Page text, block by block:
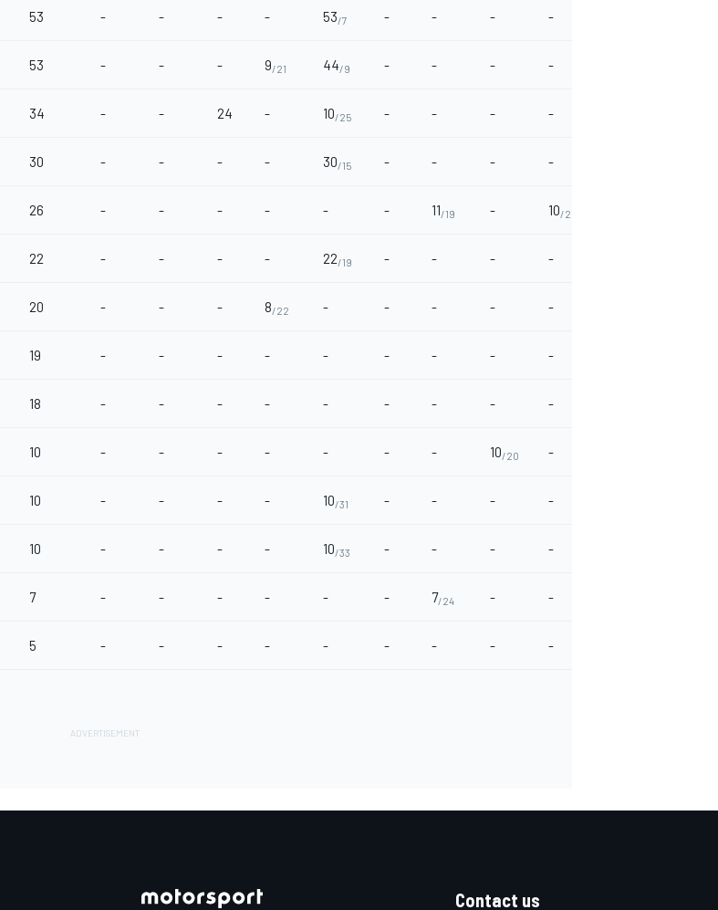
53 - - - - 53/7 - - - -
53 - - - 9/21 44/9 - - - -
34 - - 24 - 10/25 - - - -
30 - - - - 30/15 - - - -
26 - - - - - - 11/19 - 10/20
22 - - - - 22/19 - - - -
20 - - - 8/22 - - - - -
19 - - - - - - - - -
18 - - - - - - - - -
10 - - - - - - - 10/20 -
10 - - - - 10/31 - - - -
10 - - - - 10/33 - - - -
7 - - - - - - 7/24 - -
5 - - - - - - - - -
Contact us